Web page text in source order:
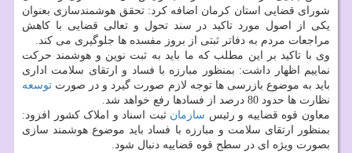
شورای قضایی استان کرمان اضافه کرد: تحقق هوشمندسازی بعنوان
یکی از اصول مورد تاکید در سند تحول و تعالی قضایی با کاهش
مراجعات مردم به دفاتر ثبتی از بروز مفسده ها جلوگیری می کند.
وی با تاکید بر این مطلب که ما باید به ثبت نوین و هوشمند حرکت
نماییم اظهار داشت: بمنظور مبارزه با فساد و ارتقای سلامت اداری
باید به موضوع بازرسی ها توجه لازم صورت گیرد و در صورت توسعه
نظارت ها حدود 80 درصد از فسادها رفع خواهد شد.
معاون قوه قضاییه و رئیس سازمان ثبت اسناد و املاک کشور افزود:
بمنظور ارتقای سلامت و مبارزه با فساد باید موضوع هوشمند سازی
بصورت ویژه ای در سطح قوه قضاییه دنبال شود.